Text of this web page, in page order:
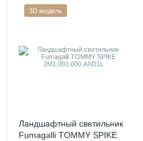
3D модель
Ландшафтный светильник
Fumagalli TOMMY SPIKE